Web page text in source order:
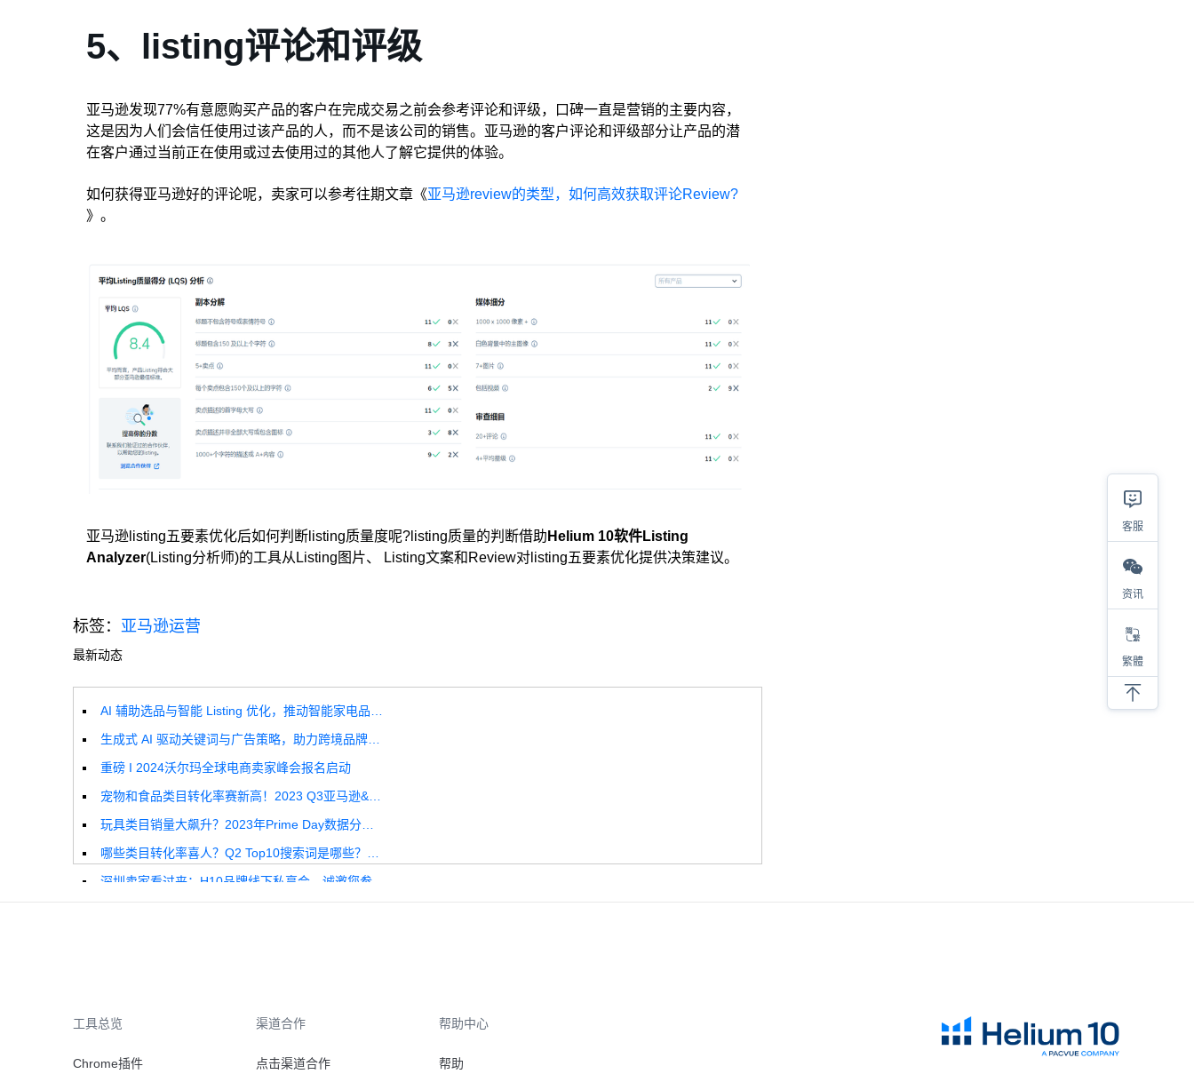
5、listing评论和评级
亚马逊发现77%有意愿购买产品的客户在完成交易之前会参考评论和评级，口碑一直是营销的主要内容，
这是因为人们会信任使用过该产品的人，而不是该公司的销售。亚马逊的客户评论和评级部分让产品的潜
在客户通过当前正在使用或过去使用过的其他人了解它提供的体验。
如何获得亚马逊好的评论呢，卖家可以参考往期文章《亚马逊review的类型，如何高效获取评论Review?
》。
亚马逊listing五要素优化后如何判断listing质量度呢?listing质量的判断借助 Helium 10软件Listing
Analyzer(Listing分析师)的工具从Listing图片、 Listing文案和Review对listing五要素优化提供决策建议。
标签： 亚马逊运营
最新动态
重磅 I 2024沃尔玛全球电商卖家峰会报名启动
工具总览
Chrome插件
渠道合作
点击渠道合作
帮助中心
帮助
客服
资讯
繁體